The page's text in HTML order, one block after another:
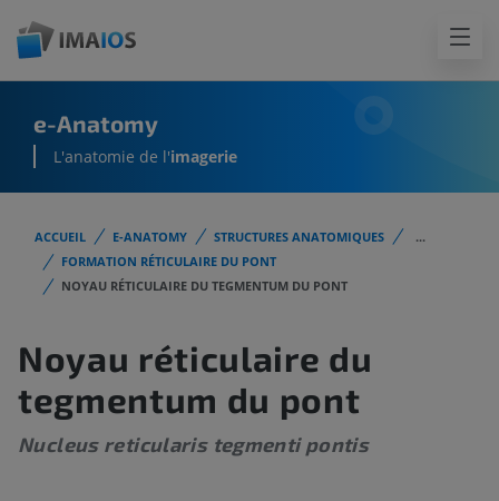
e-Anatomy
L'anatomie de l'imagerie
ACCUEIL E-ANATOMY STRUCTURES ANATOMIQUES
...
FORMATION RÉTICULAIRE DU PONT
NOYAU RÉTICULAIRE DU TEGMENTUM DU PONT
Noyau réticulaire du
tegmentum du pont
Nucleus reticularis tegmenti pontis